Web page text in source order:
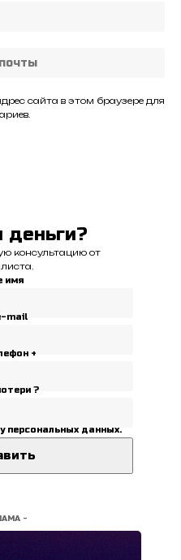
сайта в этом браузере для
деньги?
консультацию от
имя
mail
+
?
персональных данных.
-